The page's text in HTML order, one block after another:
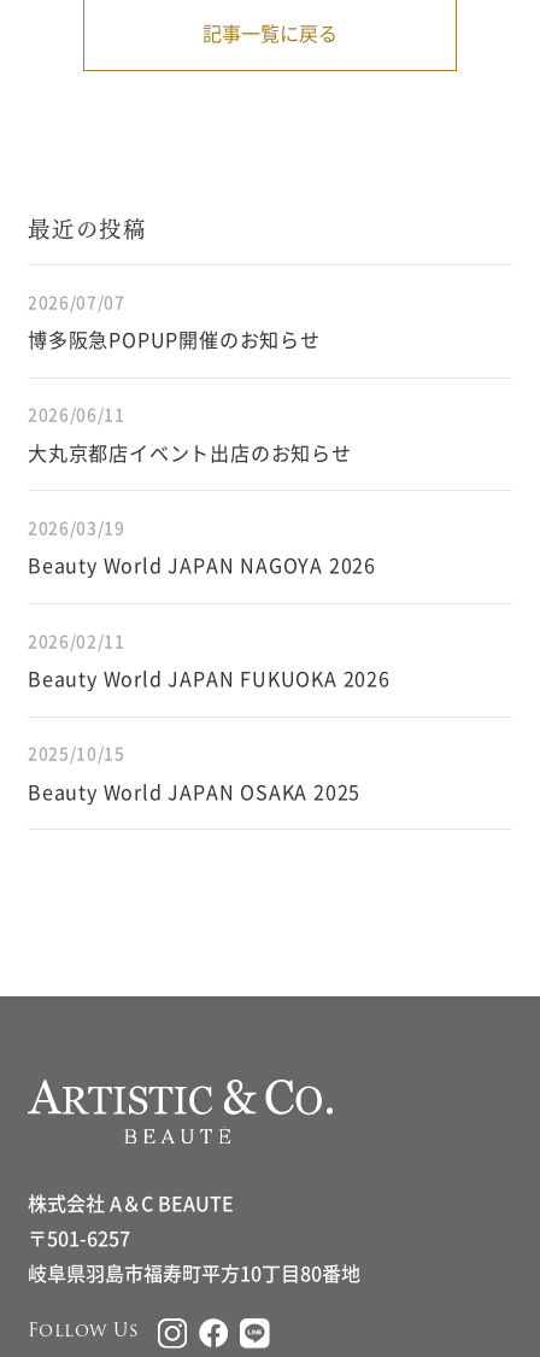
記事一覧に戻る
最近の投稿
2026/07/07
博多阪急POPUP開催のお知らせ
2026/06/11
大丸京都店イベント出店のお知らせ
2026/03/19
Beauty World JAPAN NAGOYA 2026
2026/02/11
Beauty World JAPAN FUKUOKA 2026
2025/10/15
Beauty World JAPAN OSAKA 2025
株式会社 A＆C BEAUTE
〒501-6257
岐阜県羽島市福寿町平方10丁目80番地
Follow Us